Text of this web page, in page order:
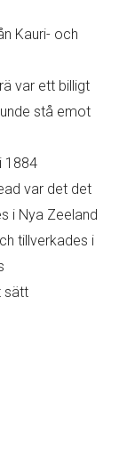
Kauri- och
var ett billigt
stå emot
1884
var det det
i Nya Zeeland
tillverkades i
sätt